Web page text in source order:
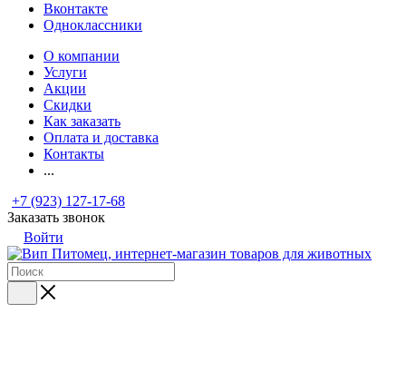
Вконтакте
Одноклассники
О компании
Услуги
Акции
Скидки
Как заказать
Оплата и доставка
Контакты
...
+7 (923) 127-17-68
Заказать звонок
Войти